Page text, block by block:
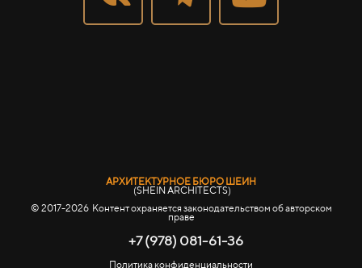
АРХИТЕКТУРНОЕ БЮРО ШЕИН
(SHEIN ARCHITECTS)
© 2017-2026 Контент охраняется законодательством об авторском
праве
+7 (978) 081-61-36
Политика конфиденциальности